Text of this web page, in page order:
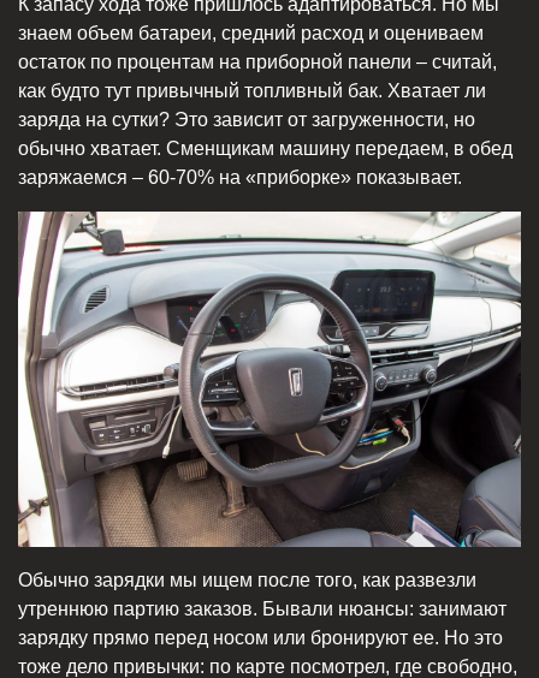
К запасу хода тоже пришлось адаптироваться. Но мы
знаем объем батареи, средний расход и оцениваем
остаток по процентам на приборной панели – считай,
как будто тут привычный топливный бак. Хватает ли
заряда на сутки? Это зависит от загруженности, но
обычно хватает. Сменщикам машину передаем, в обед
заряжаемся – 60-70% на «приборке» показывает.
Обычно зарядки мы ищем после того, как развезли
утреннюю партию заказов. Бывали нюансы: занимают
зарядку прямо перед носом или бронируют ее. Но это
тоже дело привычки: по карте посмотрел, где свободно,